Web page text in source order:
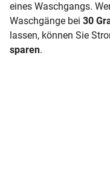
eines Waschgangs.
Waschgänge bei 30
lassen, können Sie
sparen.